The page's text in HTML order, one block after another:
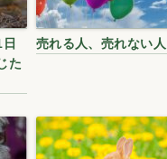
た
売れる人、売れない人